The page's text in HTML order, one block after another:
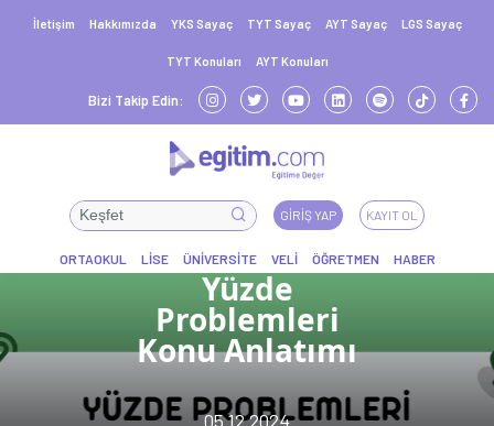
İletişim Hakkımızda YKS Sayaç TYT Sayaç AYT Sayaç LGS Sayaç
TYT Konuları AYT Konuları
Bizi Takip Edin:
GIRIŞ YAP KAYIT OL
Yüzde
Problemleri
Konu Anlatımı
05.12.2024